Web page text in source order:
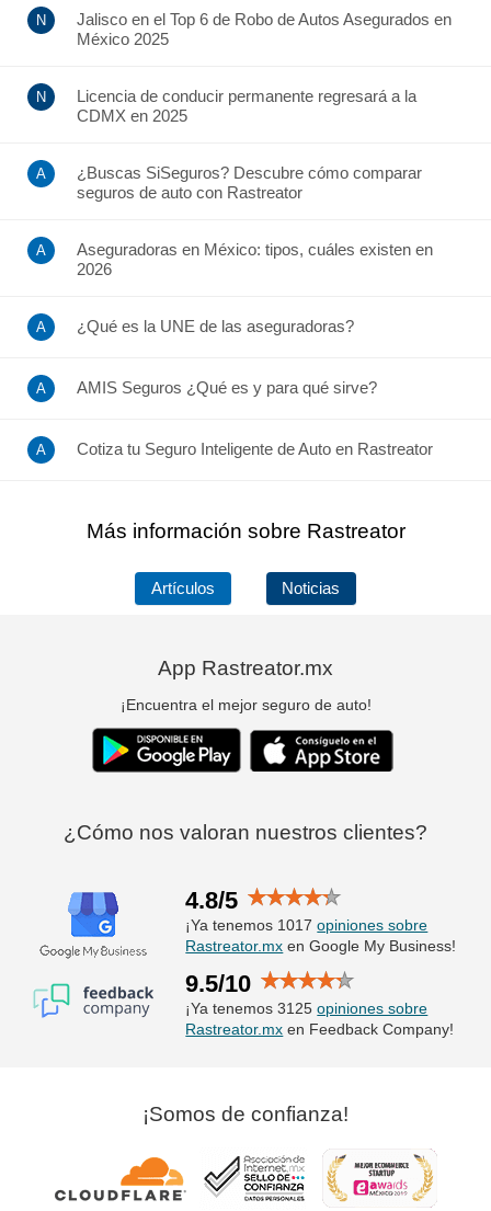
Jalisco en el Top 6 de Robo de Autos Asegurados en
México 2025
Licencia de conducir permanente regresará a la
CDMX en 2025
¿Buscas SiSeguros? Descubre cómo comparar
seguros de auto con Rastreator
Aseguradoras en México: tipos, cuáles existen en
2026
¿Qué es la UNE de las aseguradoras?
AMIS Seguros ¿Qué es y para qué sirve?
Cotiza tu Seguro Inteligente de Auto en Rastreator
Más información sobre Rastreator
Artículos Noticias
App Rastreator.mx
¡Encuentra el mejor seguro de auto!
¿Cómo nos valoran nuestros clientes?
4.8/5
¡Ya tenemos 1017opiniones sobre
Rastreator.mx en Google My Business!
9.5/10
¡Ya tenemos 3125opiniones sobre
Rastreator.mx en Feedback Company!
¡Somos de confianza!